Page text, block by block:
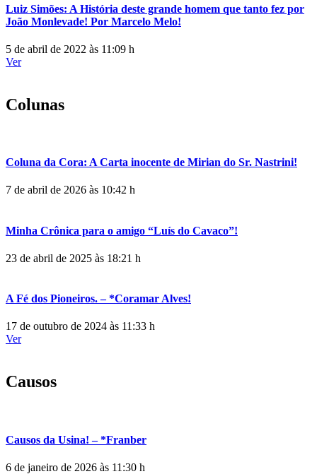
Luiz Simões: A História deste grande homem que tanto fez por
João Monlevade! Por Marcelo Melo!
5 de abril de 2022 às 11:09 h
Ver
Colunas
Coluna da Cora: A Carta inocente de Mirian do Sr. Nastrini!
7 de abril de 2026 às 10:42 h
Minha Crônica para o amigo “Luís do Cavaco”!
23 de abril de 2025 às 18:21 h
A Fé dos Pioneiros. – *Coramar Alves!
17 de outubro de 2024 às 11:33 h
Ver
Causos
Causos da Usina! – *Franber
6 de janeiro de 2026 às 11:30 h